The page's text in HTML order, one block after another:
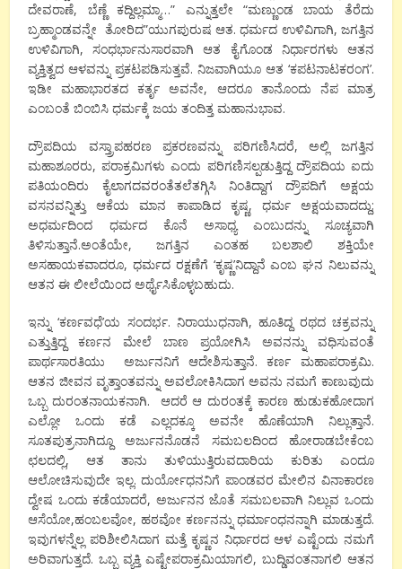
ದೇವರಾಣೆ, ಬೆಣ್ಣೆ ಕದ್ದಿಲ್ಲಮ್ಮಾ…” ಎನ್ನುತ್ತಲೇ “ಮಣ್ಣುಂಡ ಬಾಯ ತೆರೆದು
ಬ್ರಹ್ಮಾಂಡವನ್ನೇ ತೋರಿದ”ಯುಗಪುರುಷ ಆತ. ಧರ್ಮದ ಉಳಿವಿಗಾಗಿ, ಜಗತ್ತಿನ
ಉಳಿವಿಗಾಗಿ, ಸಂಧರ್ಭಾನುಸಾರವಾಗಿ ಆತ ಕೈಗೊಂಡ ನಿರ್ಧಾರಗಳು ಆತನ
ವ್ಯಕ್ತಿತ್ವದ ಆಳವನ್ನು ಪ್ರಕಟಪಡಿಸುತ್ತವೆ. ನಿಜವಾಗಿಯೂ ಆತ ‘ಕಪಟನಾಟಕರಂಗ’.
ಇಡೀ ಮಹಾಭಾರತದ ಕರ್ತೃ ಅವನೇ, ಆದರೂ ತಾನೊಂದು ನೆಪ ಮಾತ್ರ
ಎಂಬಂತೆ ಬಿಂಬಿಸಿ ಧರ್ಮಕ್ಕೆ ಜಯ ತಂದಿತ್ತ ಮಹಾನುಭಾವ.
ದ್ರೌಪದಿಯ ವಸ್ತ್ರಾಪಹರಣ ಪ್ರಕರಣವನ್ನು ಪರಿಗಣಿಸಿದರೆ, ಅಲ್ಲಿ ಜಗತ್ತಿನ
ಮಹಾಶೂರರು, ಪರಾಕ್ರಮಿಗಳು ಎಂದು ಪರಿಗಣಿಸಲ್ಪಡುತ್ತಿದ್ದ ದ್ರೌಪದಿಯ ಐದು
ಪತಿಯಂದಿರು ಕೈಲಾಗದವರಂತೆತಲೆತಗ್ಗಿಸಿ ನಿಂತಿದ್ದಾಗ ದ್ರೌಪದಿಗೆ ಅಕ್ಷಯ
ವಸನವನ್ನಿತ್ತು ಆಕೆಯ ಮಾನ ಕಾಪಾಡಿದ ಕೃಷ್ಣ, ಧರ್ಮ ಅಕ್ಷಯವಾದದ್ದು;
ಅಧರ್ಮದಿಂದ ಧರ್ಮದ ಕೊನೆ ಅಸಾಧ್ಯ ಎಂಬುದನ್ನು ಸೂಚ್ಯವಾಗಿ
ತಿಳಿಸುತ್ತಾನೆ.ಅಂತೆಯೇ, ಜಗತ್ತಿನ ಎಂತಹ ಬಲಶಾಲಿ ಶಕ್ತಿಯೇ
ಅಸಹಾಯಕವಾದರೂ, ಧರ್ಮದ ರಕ್ಷಣೆಗೆ ‘ಕೃಷ್ಣ’ನಿದ್ದಾನೆ ಎಂಬ ಘನ ನಿಲುವನ್ನು
ಆತನ ಈ ಲೀಲೆಯಿಂದ ಅರ್ಥೈಸಿಕೊಳ್ಳಬಹುದು.
ಇನ್ನು ‘ಕರ್ಣವಧೆ’ಯ ಸಂದರ್ಭ. ನಿರಾಯುಧನಾಗಿ, ಹೂತಿದ್ದ ರಥದ ಚಕ್ರವನ್ನು
ಎತ್ತುತ್ತಿದ್ದ ಕರ್ಣನ ಮೇಲೆ ಬಾಣ ಪ್ರಯೋಗಿಸಿ ಅವನನ್ನು ವಧಿಸುವಂತೆ
ಪಾರ್ಥಸಾರತಿಯು ಅರ್ಜುನನಿಗೆ ಆದೇಶಿಸುತ್ತಾನೆ. ಕರ್ಣ ಮಹಾಪರಾಕ್ರಮಿ.
ಆತನ ಜೀವನ ವೃತ್ತಾಂತವನ್ನು ಅವಲೋಕಿಸಿದಾಗ ಅವನು ನಮಗೆ ಕಾಣುವುದು
ಒಬ್ಬ ದುರಂತನಾಯಕನಾಗಿ. ಆದರೆ ಆ ದುರಂತಕ್ಕೆ ಕಾರಣ ಹುಡುಕಹೋದಾಗ
ಎಲ್ಲೋ ಒಂದು ಕಡೆ ಎಲ್ಲದಕ್ಕೂ ಅವನೇ ಹೊಣೆಯಾಗಿ ನಿಲ್ಲುತ್ತಾನೆ.
ಸೂತಪುತ್ರನಾಗಿದ್ದೂ ಅರ್ಜುನನೊಡನೆ ಸಮಬಲದಿಂದ ಹೋರಾಡಬೇಕೆಂಬ
ಛಲದಲ್ಲಿ, ಆತ ತಾನು ತುಳಿಯುತ್ತಿರುವದಾರಿಯ ಕುರಿತು ಎಂದೂ
ಆಲೋಚಿಸುವುದೇ ಇಲ್ಲ. ದುರ್ಯೋಧನನಿಗೆ ಪಾಂಡವರ ಮೇಲಿನ ವಿನಾಕಾರಣ
ದ್ವೇಷ ಒಂದು ಕಡೆಯಾದರೆ, ಅರ್ಜುನನ ಜೊತೆ ಸಮಬಲವಾಗಿ ನಿಲ್ಲುವ ಒಂದು
ಆಸೆಯೋ,ಹಂಬಲವೋ, ಹಠವೋ ಕರ್ಣನನ್ನು ಧರ್ಮಾಂಧನನ್ನಾಗಿ ಮಾಡುತ್ತದೆ.
ಇವುಗಳನ್ನೆಲ್ಲ ಪರಿಶೀಲಿಸಿದಾಗ ಮತ್ತೆ ಕೃಷ್ಣನ ನಿರ್ಧಾರದ ಆಳ ಎಷ್ಟೆಂದು ನಮಗೆ
ಅರಿವಾಗುತ್ತದೆ. ಒಬ್ಬ ವ್ಯಕ್ತಿ ಎಷ್ಟೇಪರಾಕ್ರಮಿಯಾಗಲಿ, ಬುದ್ಡಿವಂತನಾಗಲಿ ಆತನ